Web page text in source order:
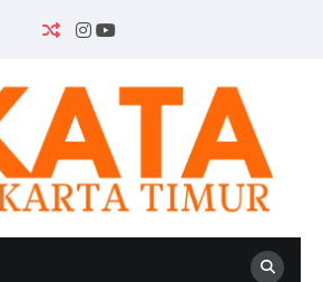
INSTAGRAM
YOUTUBE